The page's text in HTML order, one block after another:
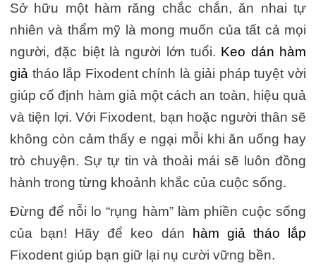
Sở hữu một hàm răng chắc chắn, ăn nhai tự
nhiên và thẩm mỹ là mong muốn của tất cả mọi
người, đặc biệt là người lớn tuổi. Keo dán hàm
giả tháo lắp Fixodent chính là giải pháp tuyệt vời
giúp cố định hàm giả một cách an toàn, hiệu quả
và tiện lợi. Với Fixodent, bạn hoặc người thân sẽ
không còn cảm thấy e ngại mỗi khi ăn uống hay
trò chuyện. Sự tự tin và thoải mái sẽ luôn đồng
hành trong từng khoảnh khắc của cuộc sống.
Đừng để nỗi lo “rụng hàm” làm phiền cuộc sống
của bạn! Hãy để keo dán
hàm giả tháo lắp
Fixodent giúp bạn giữ lại nụ cười vững bền.